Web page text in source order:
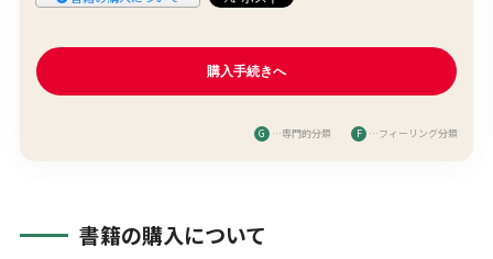
G …専門的分類 F …フィーリング分類
書籍の購入について